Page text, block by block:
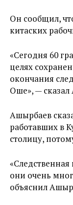
Он сообщил,
китаских
«Сегодня 60
целях
окончания
Оше», —
Ашырбаев
работавших в
столицу,
«Следственная
они очень
объяснил